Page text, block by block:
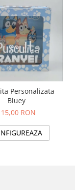
Personalizata
Bluey
RON